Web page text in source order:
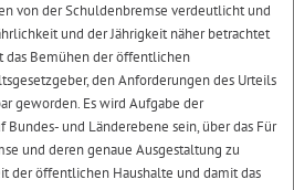
von der Schuldenbremse verdeutlicht und
und der Jährigkeit näher betrachtet
das Bemühen der öffentlichen
den Anforderungen des Urteils
geworden. Es wird Aufgabe der
Bundes- und Länderebene sein, über das Für
und deren genaue Ausgestaltung zu
der öffentlichen Haushalte und damit das